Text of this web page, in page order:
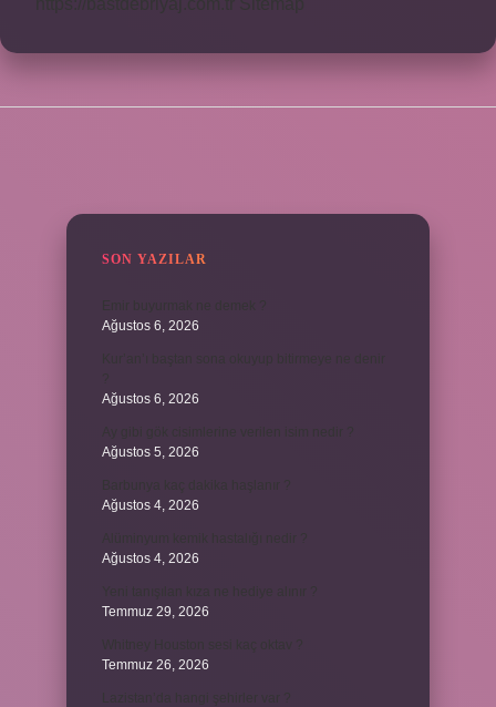
SON YAZILAR
Ağustos 6, 2026
Ağustos 6, 2026
Ağustos 5, 2026
Ağustos 4, 2026
Ağustos 4, 2026
Temmuz 29, 2026
Temmuz 26, 2026